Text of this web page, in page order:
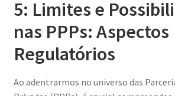
5: Limites e
nas PPPs: Aspectos
Regulatórios
Ao adentrarmos no universo das